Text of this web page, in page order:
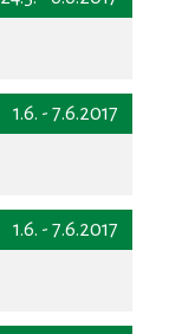
1.6. - 7.6.2017
1.6. - 7.6.2017